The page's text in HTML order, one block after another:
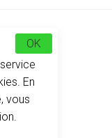
En
vous
OK